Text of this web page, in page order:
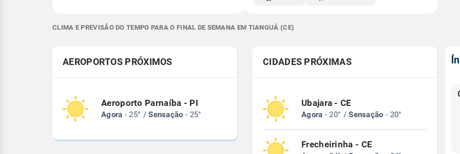
CLIMA E PREVISÃO DO TEMPO PARA O FINAL DE SEMANA EM TIANGUÁ (CE)
AEROPORTOS PRÓXIMOS
Aeroporto Parnaíba - PI
Agora - 25° /Sensação - 25°
CIDADES PRÓXIMAS
Ubajara - CE
Agora - 20° /Sensação - 20°
Frecheirinha - CE